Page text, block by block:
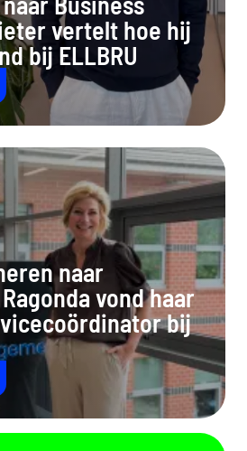
vertelt hoe hij
bij ELLBRU
naar
vond haar
bij